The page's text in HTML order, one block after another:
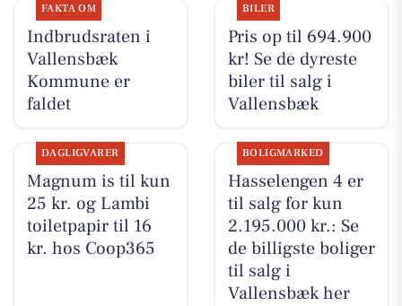
FAKTA OM
Indbrudsraten i
Vallensbæk
Kommune er
faldet
BILER
Pris op til 694.900
kr! Se de dyreste
biler til salg i
Vallensbæk
DAGLIGVARER
Magnum is til kun
25 kr. og Lambi
toiletpapir til 16
kr. hos Coop365
BOLIGMARKED
Hasselengen 4 er
til salg for kun
2.195.000 kr.: Se
de billigste boliger
til salg i
Vallensbæk her